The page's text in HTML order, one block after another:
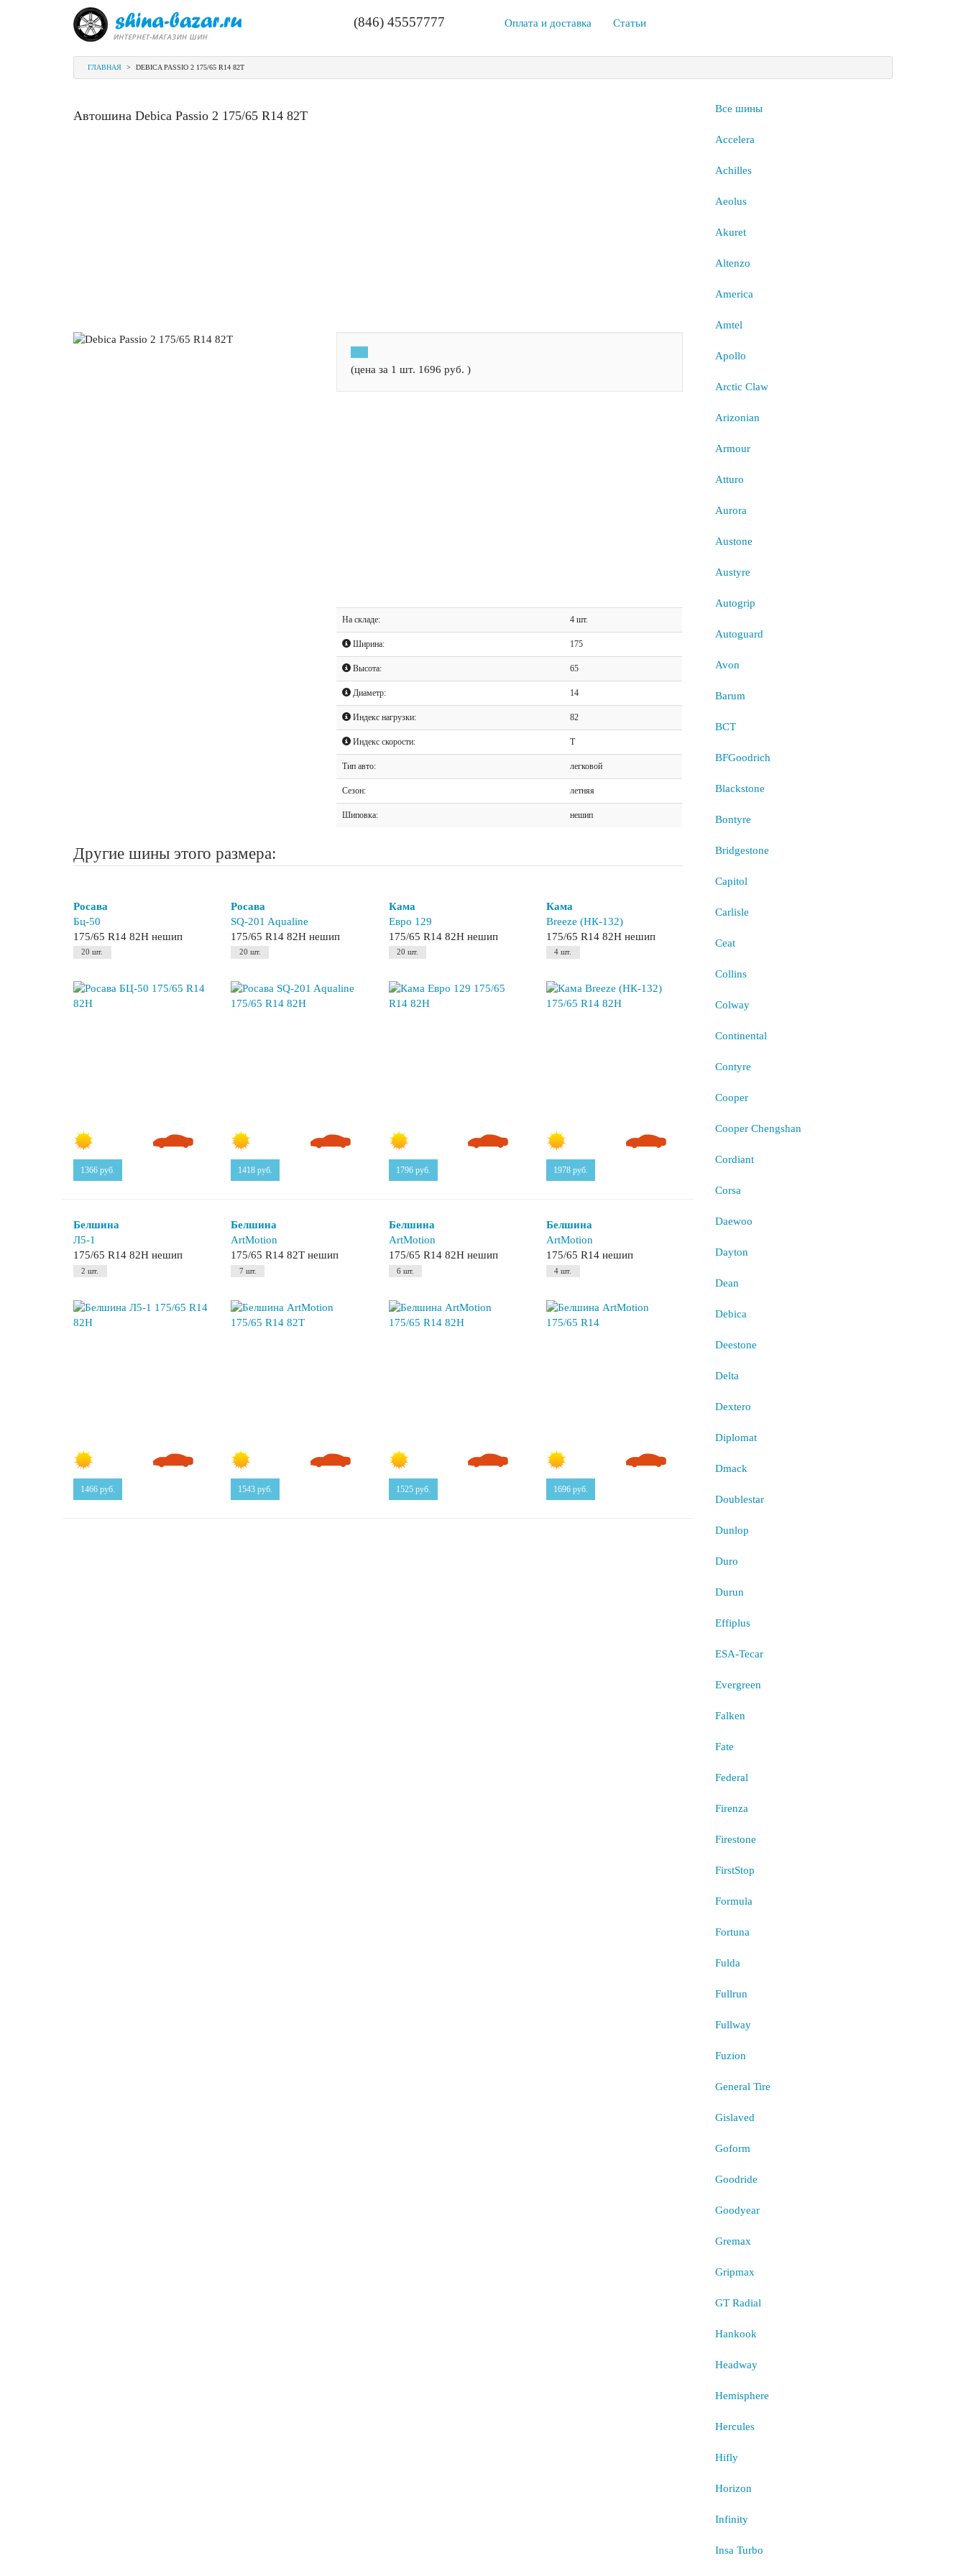
(846) 45557777 Оплата и доставка Статьи
ГЛАВНАЯ > DEBICA PASSIO 2 175/65 R14 82T
Автошина Debica Passio 2 175/65 R14 82T
(цена за 1 шт. 1696 руб. )
На складе: 4 шт.
Ширина: 175
Высота: 65
Диаметр: 14
Индекс нагрузки: 82
Индекс скорости: T
Тип авто: легковой
Сезон: летняя
Шиповка: нешип
Другие шины этого размера:
Росава
Бц-50
175/65 R14 82H нешип
20 шт.
1366 руб.
Росава
SQ-201 Aqualine
175/65 R14 82H нешип
20 шт.
1418 руб.
Кама
Евро 129
175/65 R14 82H нешип
20 шт.
1796руб.
Кама
Breeze (НК-132)
175/65 R14 82H нешип
4 шт.
1978 руб.
Белшина
Л5-1
175/65 R14 82H нешип
2 шт.
1466 руб.
Белшина
ArtMotion
175/65 R14 82T нешип
7 шт.
1543 руб.
Белшина
ArtMotion
175/65 R14 82H нешип
6 шт.
1525руб.
Белшина
ArtMotion
175/65 R14 нешип
4 шт.
1696 руб.
Все шины
Accelera
Achilles
Aeolus
Akuret
Altenzo
America
Amtel
Apollo
Arctic Claw
Arizonian
Armour
Atturo
Aurora
Austone
Austyre
Autogrip
Autoguard
Avon
Barum
BCT
BFGoodrich
Blackstone
Bontyre
Bridgestone
Capitol
Carlisle
Ceat
Collins
Colway
Continental
Contyre
Cooper
Cooper Chengshan
Cordiant
Corsa
Daewoo
Dayton
Dean
Debica
Deestone
Delta
Dextero
Diplomat
Dmack
Doublestar
Dunlop
Duro
Durun
Effiplus
ESA-Tecar
Evergreen
Falken
Fate
Federal
Firenza
Firestone
FirstStop
Formula
Fortuna
Fulda
Fullrun
Fullway
Fuzion
General Tire
Gislaved
Goform
Goodride
Goodyear
Gremax
Gripmax
GT Radial
Hankook
Headway
Hemisphere
Hercules
Hifly
Horizon
Infinity
Insa Turbo